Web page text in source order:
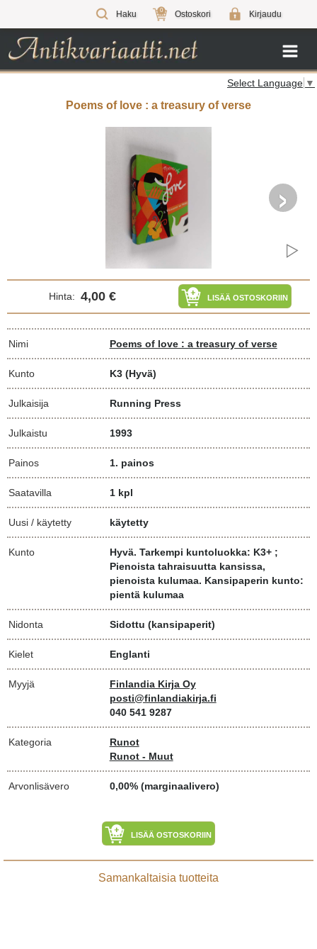
Haku 0 Ostoskori Kirjaudu
Select Language ▼
Poems of love : a treasury of verse
›
Hinta: 4,00 € LISÄÄ OSTOSKORIIN
Nimi Poems of love : a treasury of verse
Kunto K3 (Hyvä)
Julkaisija Running Press
Julkaistu 1993
Painos 1. painos
Saatavilla 1 kpl
Uusi / käytetty käytetty
Kunto
Hyvä. Tarkempi kuntoluokka: K3+ ;
Pienoista tahraisuutta kansissa,
pienoista kulumaa. Kansipaperin kunto:
pientä kulumaa
Nidonta Sidottu (kansipaperit)
Kielet Englanti
Myyjä
Finlandia Kirja Oy
posti@finlandiakirja.fi
040 541 9287
Kategoria
Runot
Runot - Muut
Arvonlisävero 0,00% (marginaalivero)
LISÄÄ OSTOSKORIIN
Samankaltaisia tuotteita